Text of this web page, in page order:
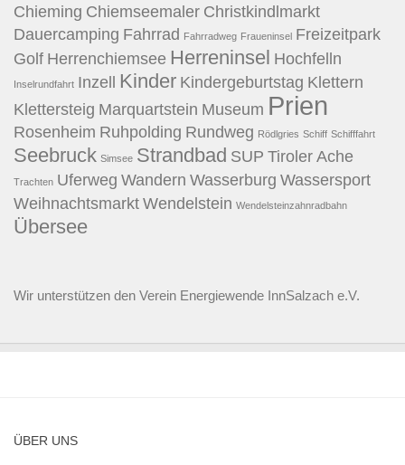
Chieming Chiemseemaler Christkindlmarkt
Dauercamping Fahrrad Fahrradweg Fraueninsel Freizeitpark
Golf Herrenchiemsee Herreninsel Hochfelln
Inselrundfahrt Inzell Kinder Kindergeburtstag Klettern
Klettersteig Marquartstein Museum Prien
Rosenheim Ruhpolding Rundweg Rödlgries Schiff Schifffahrt
Seebruck Simsee Strandbad SUP Tiroler Ache
Trachten Uferweg Wandern Wasserburg Wassersport
Weihnachtsmarkt Wendelstein Wendelsteinzahnradbahn
Übersee
Wir unterstützen den Verein Energiewende InnSalzach e.V.
ÜBER UNS